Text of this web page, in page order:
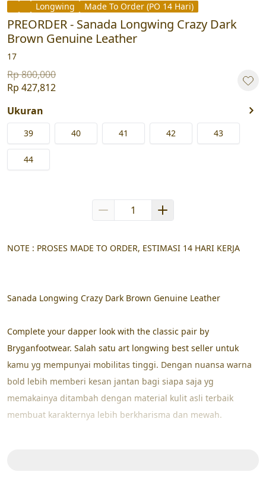
Longwing Made To Order (PO 14 Hari)
PREORDER - Sanada Longwing Crazy Dark
Brown Genuine Leather
17
Rp 800,000
Rp 427,812
Ukuran
39 40 41 42 43
44
NOTE : PROSES MADE TO ORDER, ESTIMASI 14 HARI KERJA
Sanada Longwing Crazy Dark Brown Genuine Leather
Complete your dapper look with the classic pair by
Bryganfootwear. Salah satu art longwing best seller untuk
kamu yg mempunyai mobilitas tinggi. Dengan nuansa warna
bold lebih memberi kesan jantan bagi siapa saja yg
memakainya ditambah dengan material kulit asli terbaik
membuat karakternya lebih berkharisma dan mewah.